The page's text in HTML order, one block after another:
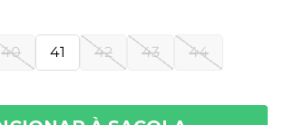
40 41 42 43 44